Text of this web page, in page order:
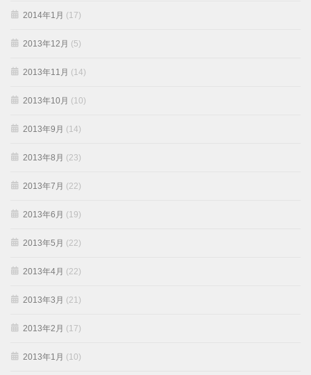
2014年1月 (17)
2013年12月 (5)
2013年11月 (14)
2013年10月 (10)
2013年9月 (14)
2013年8月 (23)
2013年7月 (22)
2013年6月 (19)
2013年5月 (22)
2013年4月 (22)
2013年3月 (21)
2013年2月 (17)
2013年1月 (10)